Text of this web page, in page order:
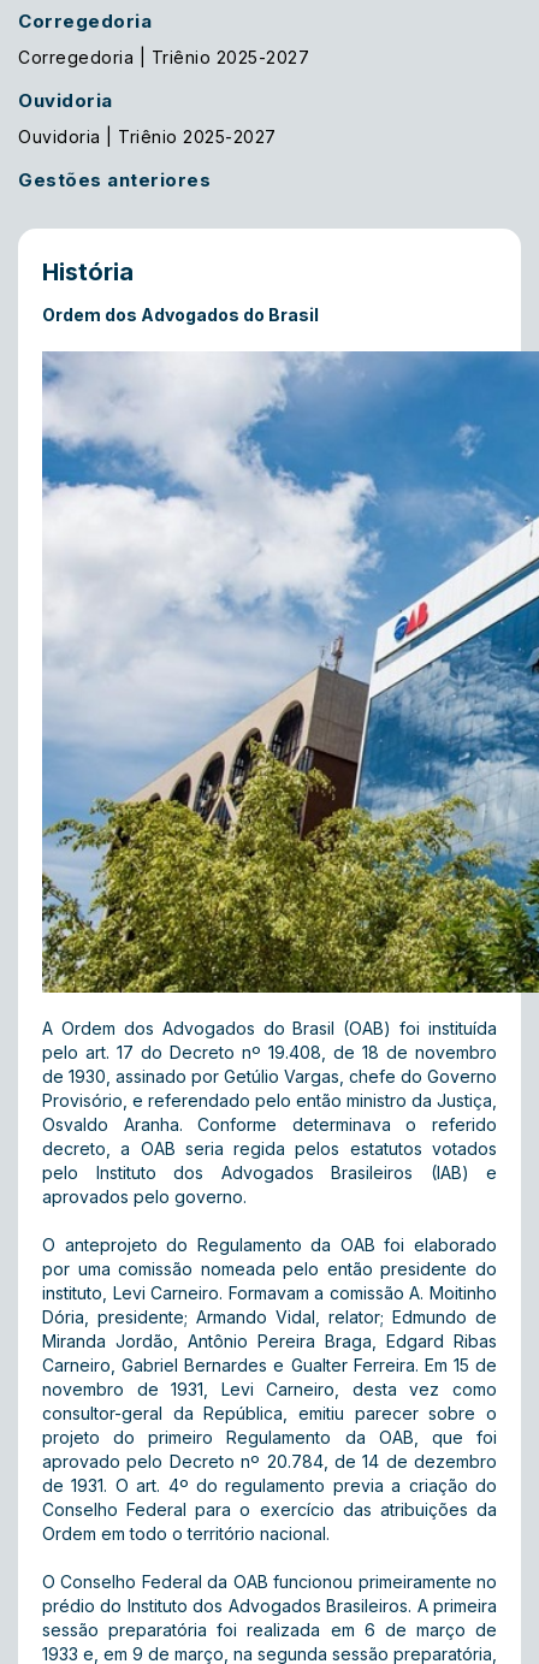
Corregedoria
Corregedoria | Triênio 2025-2027
Ouvidoria
Ouvidoria | Triênio 2025-2027
Gestões anteriores
História
Ordem dos Advogados do Brasil
A Ordem dos Advogados do Brasil (OAB) foi instituída
pelo art. 17 do Decreto nº 19.408, de 18 de novembro
de 1930, assinado por Getúlio Vargas, chefe do Governo
Provisório, e referendado pelo então ministro da Justiça,
Osvaldo Aranha. Conforme determinava o referido
decreto, a OAB seria regida pelos estatutos votados
pelo Instituto dos Advogados Brasileiros (IAB) e
aprovados pelo governo.
O anteprojeto do Regulamento da OAB foi elaborado
por uma comissão nomeada pelo então presidente do
instituto, Levi Carneiro. Formavam a comissão A. Moitinho
Dória, presidente; Armando Vidal, relator; Edmundo de
Miranda Jordão, Antônio Pereira Braga, Edgard Ribas
Carneiro, Gabriel Bernardes e Gualter Ferreira. Em 15 de
novembro de 1931, Levi Carneiro, desta vez como
consultor-geral da República, emitiu parecer sobre o
projeto do primeiro Regulamento da OAB, que foi
aprovado pelo Decreto nº 20.784, de 14 de dezembro
de 1931. O art. 4º do regulamento previa a criação do
Conselho Federal para o exercício das atribuições da
Ordem em todo o território nacional.
O Conselho Federal da OAB funcionou primeiramente no
prédio do Instituto dos Advogados Brasileiros. A primeira
sessão preparatória foi realizada em 6 de março de
1933 e, em 9 de março, na segunda sessão preparatória,